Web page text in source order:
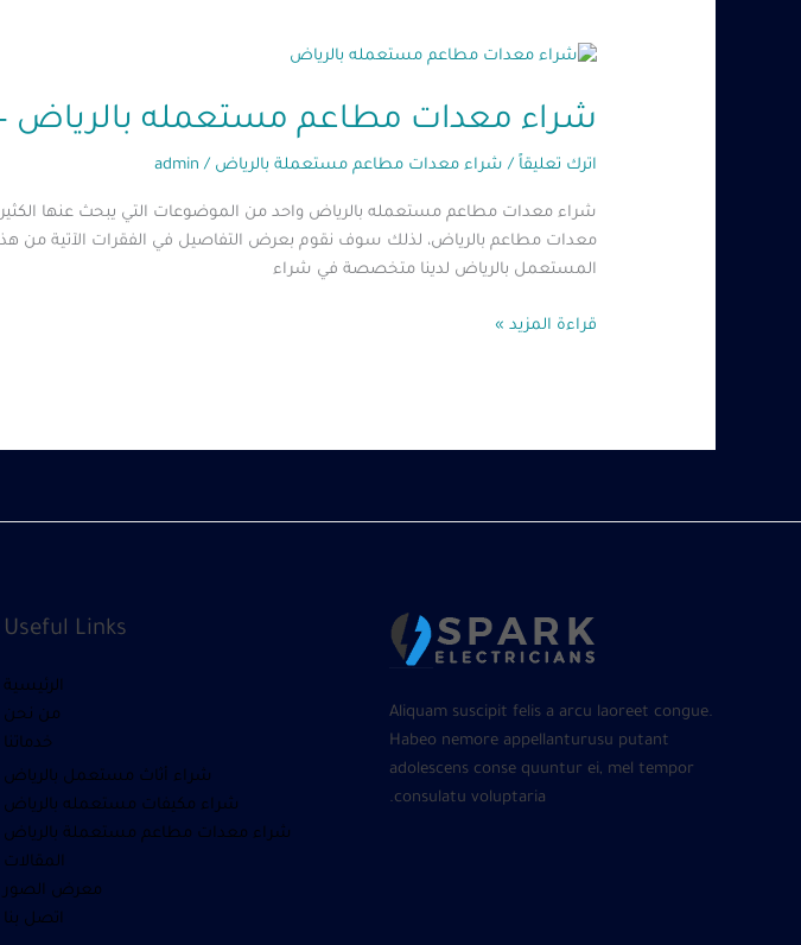
شراء معدات مطاعم مستعمله بالرياض –
اترك تعليقاً / شراء معدات مطاعم مستعملة بالرياض /
admin
شراء معدات مطاعم مستعمله بالرياض واحد من الموضوعات التي يبحث عنها
معدات مطاعم بالرياض، لذلك سوف نقوم بعرض التفاصيل في الفقرات الآتية من
المستعمل بالرياض لدينا متخصصة في شراء
شراء
مطاعم
بالرياض
قراءة المزيد »
Aliquam suscipit felis a arcu laoreet congue.
Habeo nemore appellanturusu putant
adolescens conse quuntur ei, mel tempor
consulatu voluptaria.
Useful Links
الرئيسية
من نحن
خدماتنا
شراء أثاث مستعمل بالرياض
شراء مكيفات مستعمله بالرياض
شراء معدات مطاعم مستعملة بالرياض
المقالات
معرض الصور
اتصل بنا